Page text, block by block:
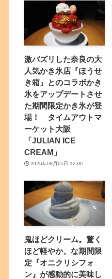
激バズリした奈良の大
人気かき氷店『ほうせ
き箱』とのコラボかき
氷をアップデートさせ
た期間限定かき氷が登
場！ タイムアウトマ
ーケット大阪
「JULIAN ICE
CREAM」
2026年08月05日 12:00
鬼ほどクリーム。驚く
ほど軽やか。な期間限
定『オニクリシフォ
ン』が感動的に美味し